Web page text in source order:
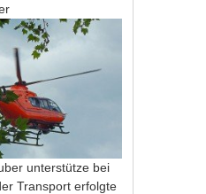
unterstütze bei
Transport erfolgte